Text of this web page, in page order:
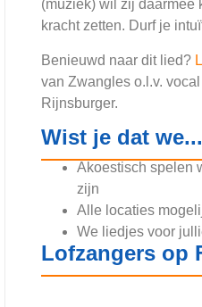
(muziek) wil zij daarmee
kracht zetten. Durf je
Benieuwd naar dit lied?
van Zwangles o.l.v.
Rijnsburger.
Wist je dat we...
Akoestisch spelen
zijn
Alle locaties
We liedjes voor
Lofzangers op